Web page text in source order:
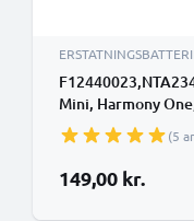
Mini, Harmony
950mAh
Værktøj Set
(5
149,00 kr.